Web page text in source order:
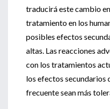
traducirá este cambio
tratamiento en los
posibles efectos
altas. Las reacciones
con los tratamientos
los efectos secundarios
frecuente sean más